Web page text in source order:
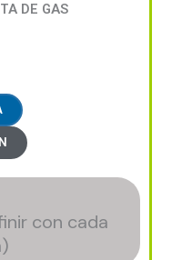
DE GAS
con cada